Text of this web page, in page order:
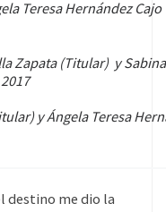
Teresa Hernández Cajo
Zapata (Titular) y
y Ángela Teresa
destino me dio la